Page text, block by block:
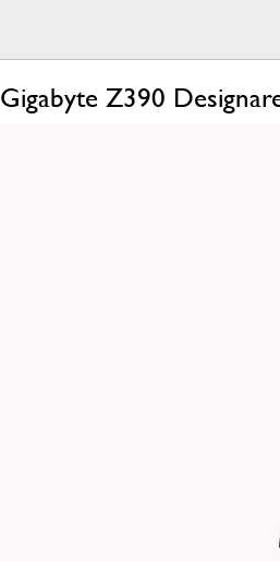
Gigabyte Z390